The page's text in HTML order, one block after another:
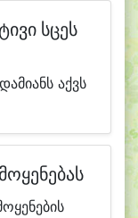
სცეს
აქვს